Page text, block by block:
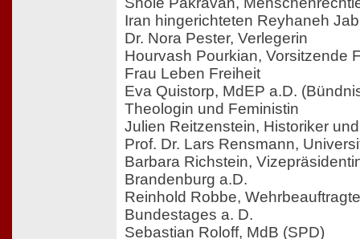
Iran hingerichteten Reyhaneh
Dr. Nora Pester, Verlegerin
Hourvash Pourkian, Vorsitzende
Frau Leben Freiheit
Eva Quistorp, MdEP a.D.
Theologin und Feministin
Julien Reitzenstein, Historiker
Prof. Dr. Lars Rensmann,
Barbara Richstein,
Brandenburg a.D.
Reinhold Robbe,
Bundestages a. D.
Sebastian Roloff, MdB (SPD)